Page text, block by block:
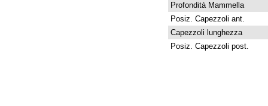
Profondità Mammella
Posiz. Capezzoli ant.
Capezzoli lunghezza
Posiz. Capezzoli post.